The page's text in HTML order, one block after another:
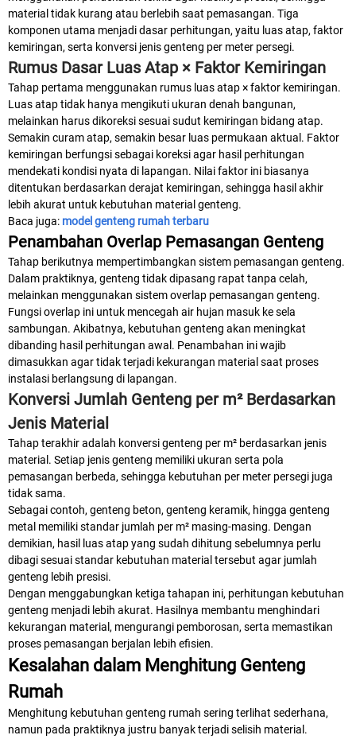
material tidak kurang atau berlebih saat pemasangan. Tiga
komponen utama menjadi dasar perhitungan, yaitu luas atap, faktor
kemiringan, serta konversi jenis genteng per meter persegi.
Rumus Dasar Luas Atap × Faktor Kemiringan
Tahap pertama menggunakan rumus luas atap × faktor kemiringan.
Luas atap tidak hanya mengikuti ukuran denah bangunan,
melainkan harus dikoreksi sesuai sudut kemiringan bidang atap.
Semakin curam atap, semakin besar luas permukaan aktual. Faktor
kemiringan berfungsi sebagai koreksi agar hasil perhitungan
mendekati kondisi nyata di lapangan. Nilai faktor ini biasanya
ditentukan berdasarkan derajat kemiringan, sehingga hasil akhir
lebih akurat untuk kebutuhan material genteng.
Baca juga: model genteng rumah terbaru
Penambahan Overlap Pemasangan Genteng
Tahap berikutnya mempertimbangkan sistem pemasangan genteng.
Dalam praktiknya, genteng tidak dipasang rapat tanpa celah,
melainkan menggunakan sistem overlap pemasangan genteng.
Fungsi overlap ini untuk mencegah air hujan masuk ke sela
sambungan. Akibatnya, kebutuhan genteng akan meningkat
dibanding hasil perhitungan awal. Penambahan ini wajib
dimasukkan agar tidak terjadi kekurangan material saat proses
instalasi berlangsung di lapangan.
Konversi Jumlah Genteng per m² Berdasarkan
Jenis Material
Tahap terakhir adalah konversi genteng per m² berdasarkan jenis
material. Setiap jenis genteng memiliki ukuran serta pola
pemasangan berbeda, sehingga kebutuhan per meter persegi juga
tidak sama.
Sebagai contoh, genteng beton, genteng keramik, hingga genteng
metal memiliki standar jumlah per m² masing-masing. Dengan
demikian, hasil luas atap yang sudah dihitung sebelumnya perlu
dibagi sesuai standar kebutuhan material tersebut agar jumlah
genteng lebih presisi.
Dengan menggabungkan ketiga tahapan ini, perhitungan kebutuhan
genteng menjadi lebih akurat. Hasilnya membantu menghindari
kekurangan material, mengurangi pemborosan, serta memastikan
proses pemasangan berjalan lebih efisien.
Kesalahan dalam Menghitung Genteng
Rumah
Menghitung kebutuhan genteng rumah sering terlihat sederhana,
namun pada praktiknya justru banyak terjadi selisih material.